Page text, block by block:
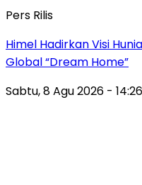
Pers Rilis
Himel Hadirkan Visi
Global “Dream Home”
Sabtu, 8 Agu 2026 -